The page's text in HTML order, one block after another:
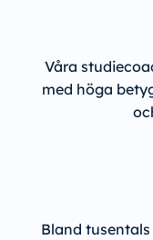
Våra
med höga
Bland